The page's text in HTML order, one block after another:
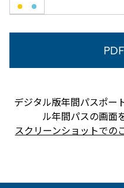
デジタル版年間パスポー
ル年間パスの画面
スクリーンショットでの